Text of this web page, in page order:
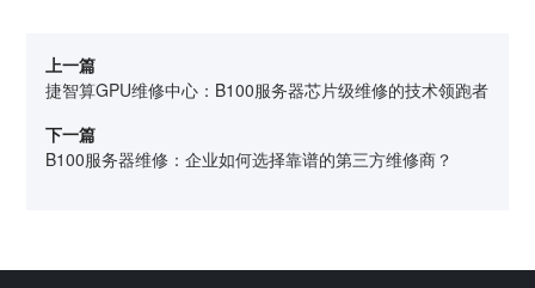
上一篇
捷智算GPU维修中心：B100服务器芯片级维修的技术领跑者
下一篇
B100服务器维修：企业如何选择靠谱的第三方维修商？